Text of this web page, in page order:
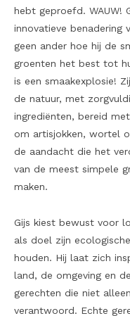
hebt geproefd. WAUW!
innovatieve benadering
geen ander hoe hij de
groenten het best tot
is een smaakexplosie!
de natuur, met
ingrediënten, bereid
om artisjokken, wortel
de aandacht die het
van de meest simpele
maken.
Gijs kiest bewust voor
als doel zijn
houden. Hij laat zich
land, de omgeving en
gerechten die niet
verantwoord. Echte